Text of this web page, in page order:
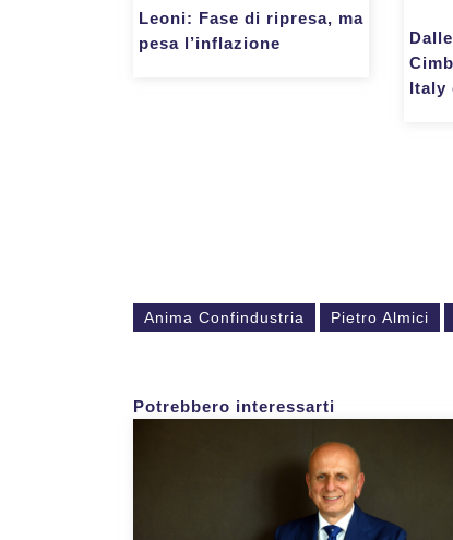
Leoni: Fase di ripresa, ma
pesa l’inflazione
Italy
Anima Confindustria Pietro Almici
Potrebbero interessarti